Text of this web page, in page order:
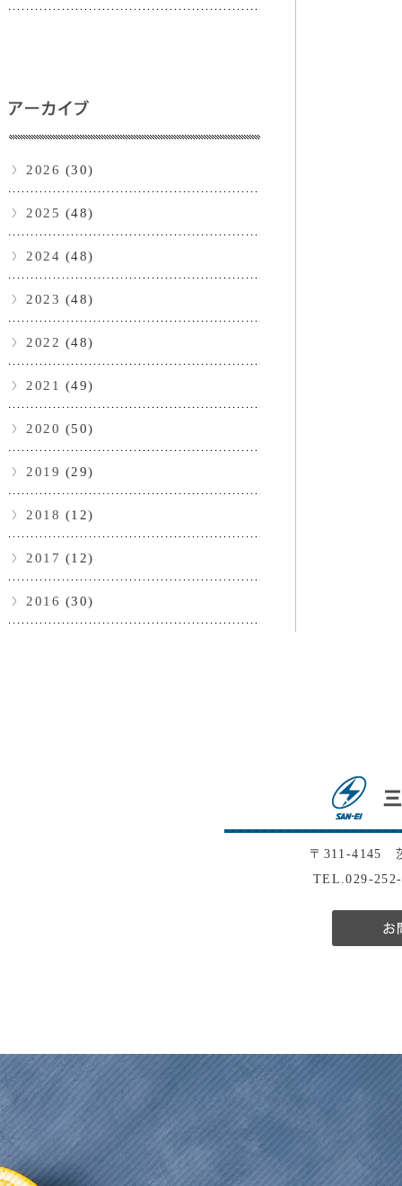
2026 (30)
2025 (48)
2024 (48)
2023 (48)
2022 (48)
2021 (49)
2020 (50)
2019 (29)
2018 (12)
2017 (12)
2016 (30)
〒311-4145
TEL.029-